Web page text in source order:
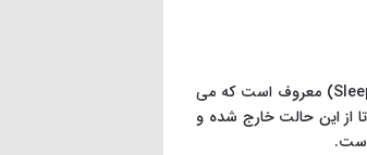
مغز بلافاصله پس از بیدار شدن به طور کامل فعال نمی شود؛ این حالت به «لختی خواب» (Sleep Inertia) معروف است که می
از این حالت خارج شده و
است.